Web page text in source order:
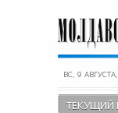
ВС, 9
ТЕКУЩИЙ